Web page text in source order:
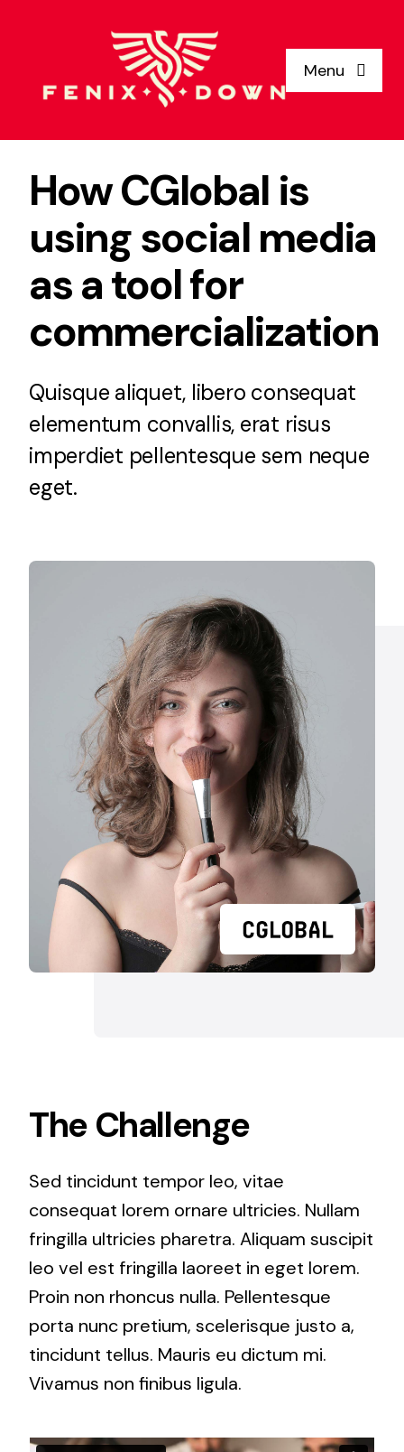
Menu
Home
Why Us
Clients
News
How CGlobal is
using social media
as a tool for
commercialization
Quisque aliquet, libero consequat
elementum convallis, erat risus
imperdiet pellentesque sem neque
eget.
The Challenge
Sed tincidunt tempor leo, vitae
consequat lorem ornare ultricies. Nullam
fringilla ultricies pharetra. Aliquam suscipit
leo vel est fringilla laoreet in eget lorem.
Proin non rhoncus nulla. Pellentesque
porta nunc pretium, scelerisque justo a,
tincidunt tellus. Mauris eu dictum mi.
Vivamus non finibus ligula.